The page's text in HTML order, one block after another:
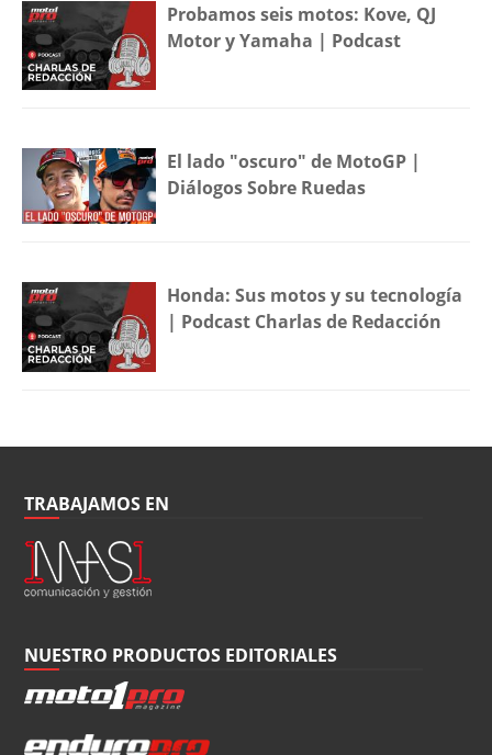
Probamos seis motos: Kove, QJ
Motor y Yamaha | Podcast
El lado "oscuro" de MotoGP |
Diálogos Sobre Ruedas
Honda: Sus motos y su tecnología
| Podcast Charlas de Redacción
TRABAJAMOS EN
NUESTRO PRODUCTOS EDITORIALES